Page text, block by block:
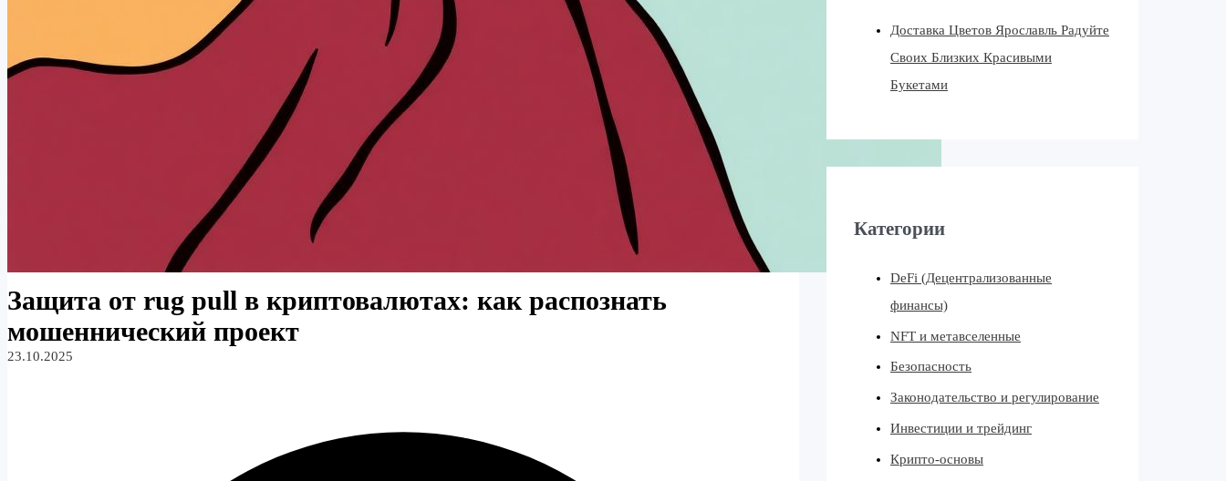
Защита от rug pull в криптовалютах: как распознать
мошеннический проект
23.10.2025
Доставка Цветов Ярославль Радуйте
Своих Близких Красивыми
Букетами
Категории
DeFi (Децентрализованные
финансы)
NFT и метавселенные
Безопасность
Законодательство и регулирование
Инвестиции и трейдинг
Крипто-основы